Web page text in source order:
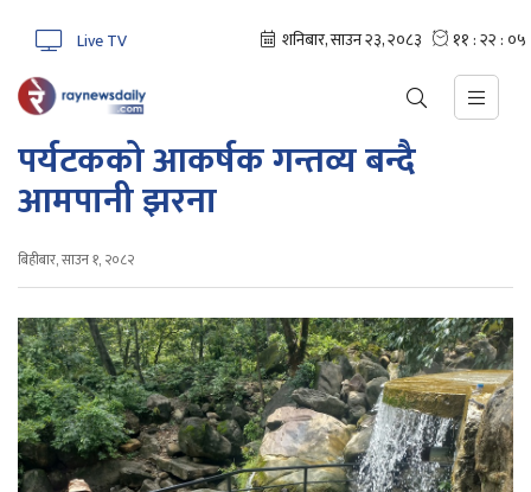
Live TV
पर्यटकको आकर्षक गन्तव्य बन्दै
आमपानी झरना
बिहीबार, साउन १, २०८२